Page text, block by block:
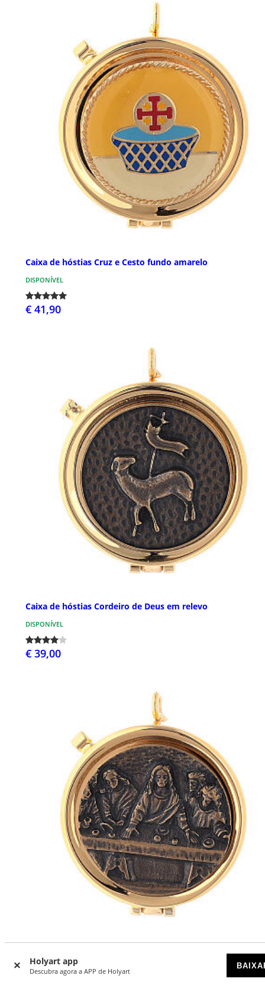
Holyart app
Descubra agora a APP de Holyart
Caixa de hóstias Cruz e Cesto fundo amarelo
DISPONÍVEL
€ 41,90
Caixa de hóstias Cordeiro de Deus em relevo
DISPONÍVEL
€ 39,00
DISPONÍVEL POR ENCOMENDA